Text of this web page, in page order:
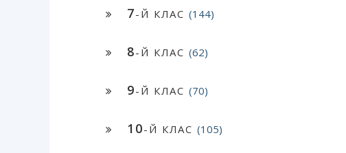
7-Й КЛАС (144)
8-Й КЛАС (62)
9-Й КЛАС (70)
10-Й КЛАС (105)